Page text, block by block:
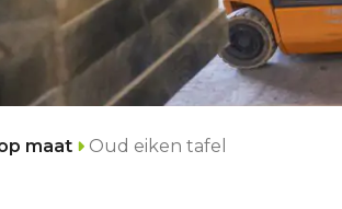
maat Oud eiken tafel